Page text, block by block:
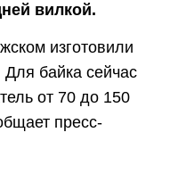
вилкой.
изготовили
байка сейчас
от 70 до 150
пресс-